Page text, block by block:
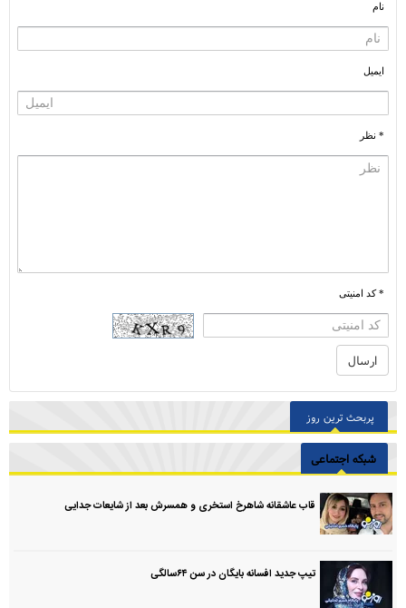
نام
ایمیل
* نظر
* کد امنیتی
پربحث ترین روز
شبکه اجتماعی
قاب عاشقانه شاهرخ استخری و همسرش بعد از شایعات جدایی
تیپ جدید افسانه بایگان در سن ۶۴سالگی